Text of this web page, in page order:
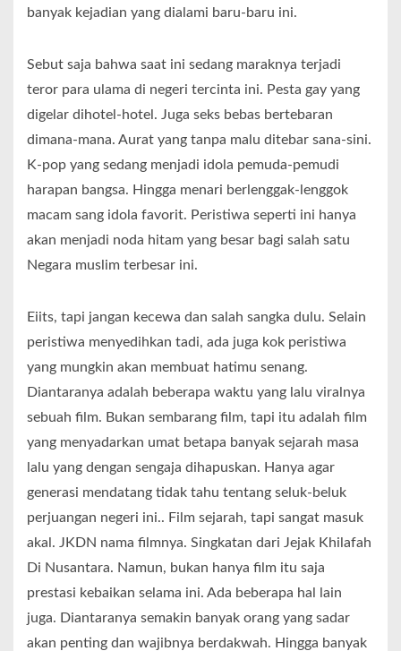
banyak kejadian yang dialami baru-baru ini.
Sebut saja bahwa saat ini sedang maraknya terjadi
teror para ulama di negeri tercinta ini. Pesta gay yang
digelar dihotel-hotel. Juga seks bebas bertebaran
dimana-mana. Aurat yang tanpa malu ditebar sana-sini.
K-pop yang sedang menjadi idola pemuda-pemudi
harapan bangsa. Hingga menari berlenggak-lenggok
macam sang idola favorit. Peristiwa seperti ini hanya
akan menjadi noda hitam yang besar bagi salah satu
Negara muslim terbesar ini.
Eiits, tapi jangan kecewa dan salah sangka dulu. Selain
peristiwa menyedihkan tadi, ada juga kok peristiwa
yang mungkin akan membuat hatimu senang.
Diantaranya adalah beberapa waktu yang lalu viralnya
sebuah film. Bukan sembarang film, tapi itu adalah film
yang menyadarkan umat betapa banyak sejarah masa
lalu yang dengan sengaja dihapuskan. Hanya agar
generasi mendatang tidak tahu tentang seluk-beluk
perjuangan negeri ini.. Film sejarah, tapi sangat masuk
akal. JKDN nama filmnya. Singkatan dari Jejak Khilafah
Di Nusantara. Namun, bukan hanya film itu saja
prestasi kebaikan selama ini. Ada beberapa hal lain
juga. Diantaranya semakin banyak orang yang sadar
akan penting dan wajibnya berdakwah. Hingga banyak